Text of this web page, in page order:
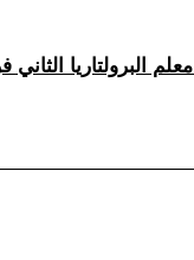
البرولتاريا الثاني